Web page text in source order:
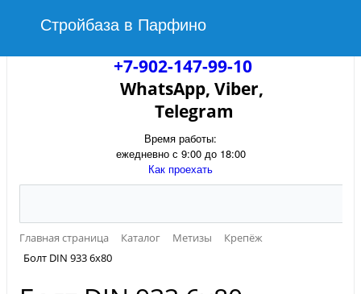
Стройбаза в Парфино
+7-902-147-99-10
WhatsApp, Viber,
Telegram
Время работы:
ежедневно с 9:00 до 18:00
Как проехать
Главная страница Каталог Метизы
Крепёж
Болт DIN 933 6х80